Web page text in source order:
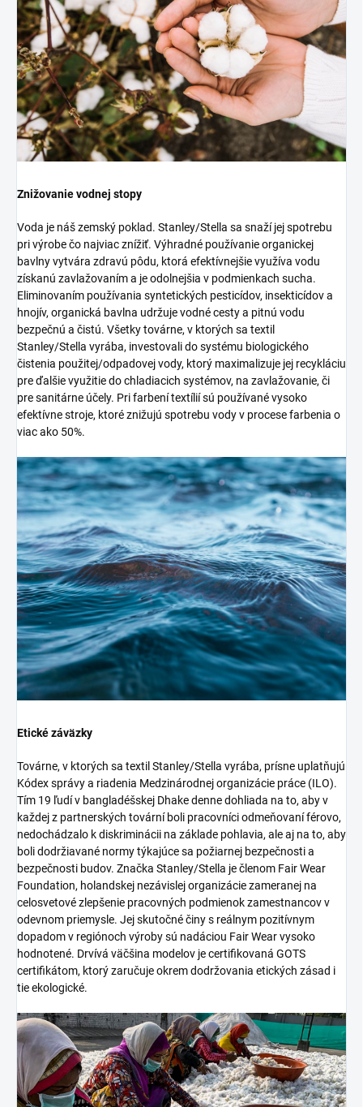
Znižovanie vodnej stopy
Voda je náš zemský poklad. Stanley/Stella sa snaží jej spotrebu
pri výrobe čo najviac znížiť. Výhradné používanie organickej
bavlny vytvára zdravú pôdu, ktorá efektívnejšie využíva vodu
získanú zavlažovaním a je odolnejšia v podmienkach sucha.
Eliminovaním používania syntetických pesticídov, insekticídov a
hnojív, organická bavlna udržuje vodné cesty a pitnú vodu
bezpečnú a čistú. Všetky továrne, v ktorých sa textil
Stanley/Stella vyrába, investovali do systému biologického
čistenia použitej/odpadovej vody, ktorý maximalizuje jej recykláciu
pre ďalšie využitie do chladiacich systémov, na zavlažovanie, či
pre sanitárne účely. Pri farbení textílií sú používané vysoko
efektívne stroje, ktoré znižujú spotrebu vody v procese farbenia o
viac ako 50%.
Etické záväzky
Továrne, v ktorých sa textil Stanley/Stella vyrába, prísne uplatňujú
Kódex správy a riadenia Medzinárodnej organizácie práce (ILO).
Tím 19 ľudí v bangladéšskej Dhake denne dohliada na to, aby v
každej z partnerských tovární boli pracovníci odmeňovaní férovo,
nedochádzalo k diskriminácii na základe pohlavia, ale aj na to, aby
boli dodržiavané normy týkajúce sa požiarnej bezpečnosti a
bezpečnosti budov. Značka Stanley/Stella je členom Fair Wear
Foundation, holandskej nezávislej organizácie zameranej na
celosvetové zlepšenie pracovných podmienok zamestnancov v
odevnom priemysle. Jej skutočné činy s reálnym pozitívnym
dopadom v regiónoch výroby sú nadáciou Fair Wear vysoko
hodnotené. Drvívá väčšina modelov je certifikovaná GOTS
certifikátom, ktorý zaručuje okrem dodržovania etických zásad i
tie ekologické.